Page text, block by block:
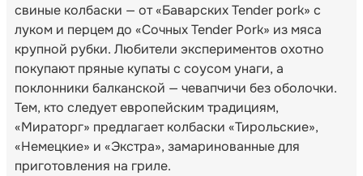
свиные колбаски — от «Баварских Tender pork» с
луком и перцем до «Сочных Tender Pork» из мяса
крупной рубки. Любители экспериментов охотно
покупают пряные купаты с соусом унаги, а
поклонники балканской — чевапчичи без оболочки.
Тем, кто следует европейским традициям,
«Мираторг» предлагает колбаски «Тирольские»,
«Немецкие» и «Экстра», замаринованные для
приготовления на гриле.